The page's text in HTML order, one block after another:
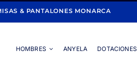
& PANTALONES MONARCA
HOMBRES ANYELA DOTACIONES